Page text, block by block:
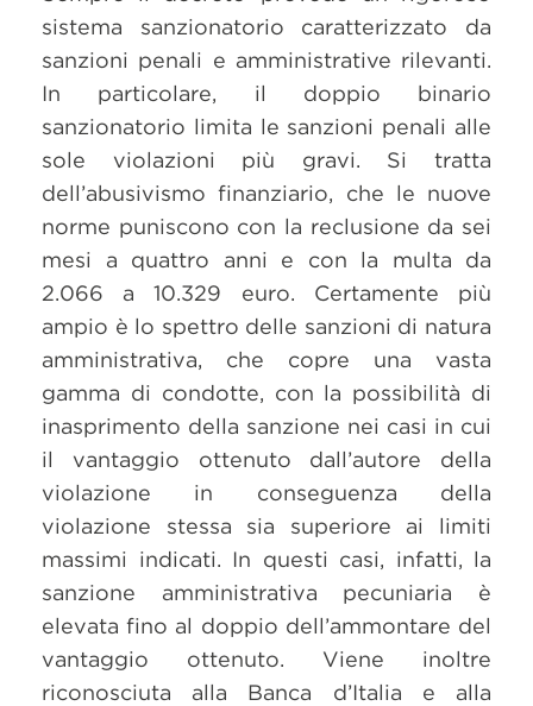
sistema sanzionatorio caratterizzato da
sanzioni penali e amministrative rilevanti.
In particolare, il doppio binario
sanzionatorio limita le sanzioni penali alle
sole violazioni più gravi. Si tratta
dell’abusivismo finanziario, che le nuove
norme puniscono con la reclusione da sei
mesi a quattro anni e con la multa da
2.066 a 10.329 euro. Certamente più
ampio è lo spettro delle sanzioni di natura
amministrativa, che copre una vasta
gamma di condotte, con la possibilità di
inasprimento della sanzione nei casi in cui
il vantaggio ottenuto dall’autore della
violazione in conseguenza della
violazione stessa sia superiore ai limiti
massimi indicati. In questi casi, infatti, la
sanzione amministrativa pecuniaria è
elevata fino al doppio dell’ammontare del
vantaggio ottenuto. Viene inoltre
riconosciuta alla Banca d’Italia e alla